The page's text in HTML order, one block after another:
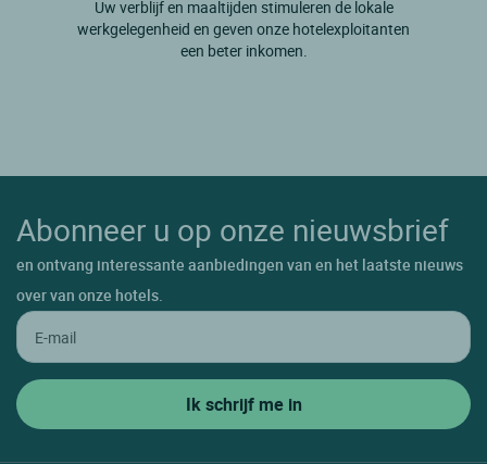
Uw verblijf en maaltijden stimuleren de lokale
werkgelegenheid en geven onze hotelexploitanten
een beter inkomen.
Abonneer u op onze nieuwsbrief
en ontvang interessante aanbiedingen van en het laatste nieuws
over van onze hotels.